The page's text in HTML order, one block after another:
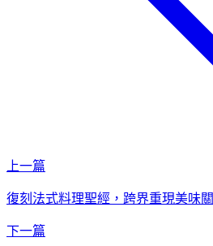
上一篇
復刻法式料理聖經，跨界重現美味
下一篇